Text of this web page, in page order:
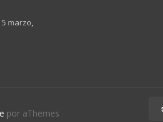
5 marzo,
por aThemes